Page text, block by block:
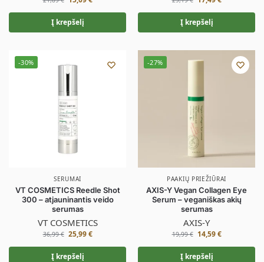
Į krepšelį Į krepšelį
-30%
SERUMAI
VT COSMETICS Reedle Shot
300 – atjauninantis veido
serumas
VT COSMETICS
36,99€ 25,99€
Į krepšelį
-27%
PAAKIŲ PRIEŽIŪRAI
AXIS-Y Vegan Collagen Eye
Serum – veganiškas akių
serumas
AXIS-Y
19,99€ 14,59€
Į krepšelį